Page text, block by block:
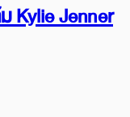
Kylie Jenner